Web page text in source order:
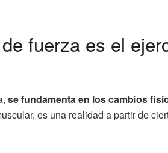
fuerza es el
se fundamenta en los cambios
es una realidad a partir de